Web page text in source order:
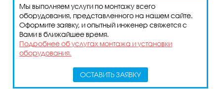
ОСТАВИТЬ ЗАЯВКУ
Мы выполняем услуги по монтажу всего
оборудования, представленного на нашем сайте.
Оформите заявку, и опытный инженер свяжется с
Вами в ближайшее время.
Подробнее об услугах монтажа и установки
оборудования.